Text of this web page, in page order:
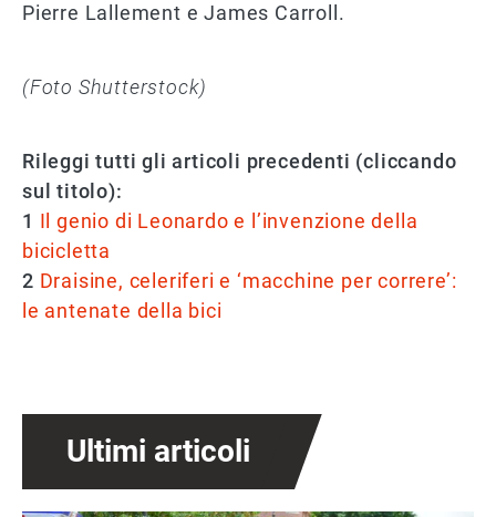
Pierre Lallement e James Carroll.
(Foto Shutterstock)
Rileggi tutti gli articoli precedenti (cliccando
sul titolo):
1 Il genio di Leonardo e l’invenzione della
bicicletta
2 Draisine, celeriferi e ‘macchine per correre’:
le antenate della bici
Ultimi articoli